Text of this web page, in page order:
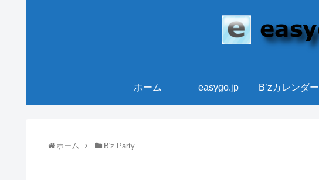
ホーム easygo.jp B’zカレンダー
ホーム B'z Party